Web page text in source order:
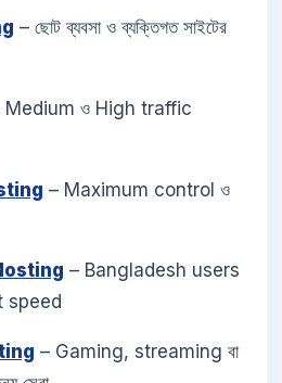
– ছোট ব্যবসা ও ব্যক্তিগত সাইটের
Medium ও High traffic
– Maximum control ও
– Bangladesh users
speed
– Gaming, streaming বা